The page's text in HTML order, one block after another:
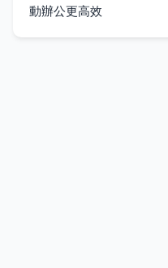
動辦公更高效